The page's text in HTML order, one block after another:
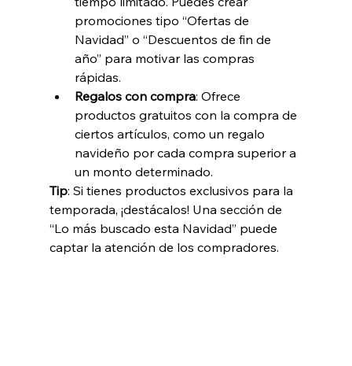
promociones tipo “Ofertas de
Navidad” o “Descuentos de fin de
año” para motivar las compras
rápidas.
Regalos con compra: Ofrece
productos gratuitos con la compra de
ciertos artículos, como un regalo
navideño por cada compra superior a
un monto determinado.
Tip: Si tienes productos exclusivos para la
temporada, ¡destácalos! Una sección de
“Lo más buscado esta Navidad” puede
captar la atención de los compradores.